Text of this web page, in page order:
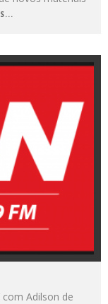
com Adilson de